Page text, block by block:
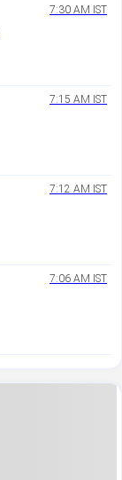
7:30 AM IST
7:15 AM IST
7:12 AM IST
7:06 AM IST